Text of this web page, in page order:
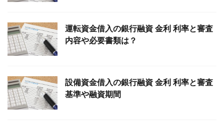
運転資金借入の銀行融資 金利 利率と審査
内容や必要書類は？
設備資金借入の銀行融資 金利 利率と審査
基準や融資期間